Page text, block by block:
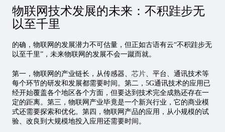
物联网技术发展的未来：不积跬步无
以至千里
的确，物联网的发展潜力不可估量，但正如古语有云“不积跬步无
以至千里”，未来物联网的发展不会一蹴而就。
第一，物联网的产业链长，从传感器、 芯片、平台、通讯技术等
每个环节的研发和发展都需要时间。第二，5G通讯技术的应用已
经开始覆盖各个地区各个方面，但要达到技术完全成熟还存在一
定的距离。第三，物联网产业毕竟是一个新兴行业，它的商业模
式还需要探索和优化。第四，物联网产品的应用，从小规模的试
验、改良到大规模地投入应用还需要时间。